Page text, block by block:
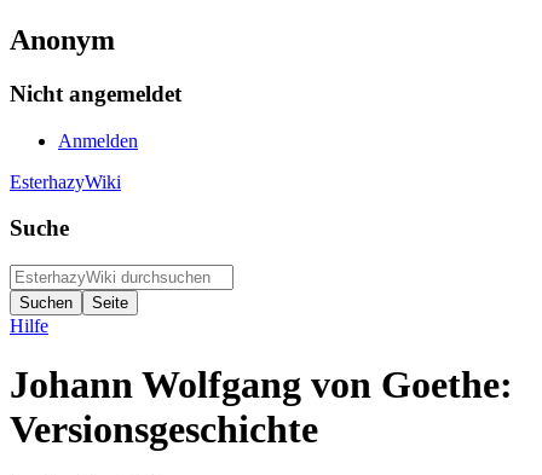
Anonym
Nicht angemeldet
Anmelden
EsterhazyWiki
Suche
Hilfe
Johann Wolfgang von Goethe:
Versionsgeschichte